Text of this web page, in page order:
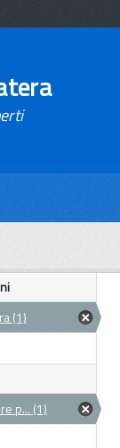
(1)
p... (1)